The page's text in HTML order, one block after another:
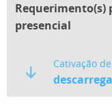
Requerimento(s)
presencial
Cativação